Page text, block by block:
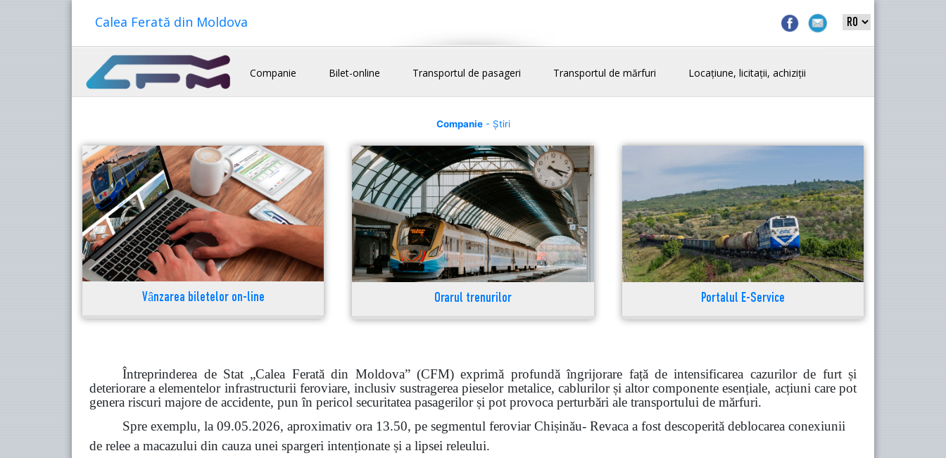
Calea Ferată din Moldova
Companie Bilet-online Transportul de pasageri Transportul de mărfuri Locațiune, licitații, achiziții
Companie- Știri
Vânzarea biletelor on-line Orarul trenurilor Portalul E-Service
Întreprinderea de Stat „Calea Ferată din Moldova” (CFM) exprimă profundă îngrijorare față de intensificarea cazurilor de furt și
deteriorare a elementelor infrastructurii feroviare, inclusiv sustragerea pieselor metalice, cablurilor și altor componente esențiale, acțiuni care pot
genera riscuri majore de accidente, pun în pericol securitatea pasagerilor și pot provoca perturbări ale transportului de mărfuri.
Spre exemplu, la 09.05.2026, aproximativ ora 13.50, pe segmentul feroviar Chișinău- Revaca a fost descoperită deblocarea conexiunii
de relee a macazului din cauza unei spargeri intenționate și a lipsei releului.